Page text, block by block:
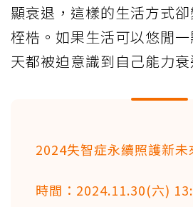
顯衰退，這樣的生活方式
桎梏。如果生活可以悠閒
天都被迫意識到自己能力衰
2024失智症永續照護新未
時間：2024.11.30(六)